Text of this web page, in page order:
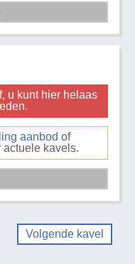
u kunt hier helaas
aanbod of
actuele kavels.
Volgende kavel